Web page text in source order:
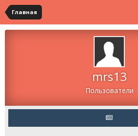
Главная
mrs13
Пользователи